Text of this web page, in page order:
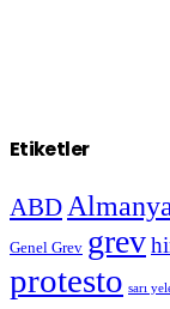
Etiketler
ABD Almanya
Genel Grev grev
protesto sarı